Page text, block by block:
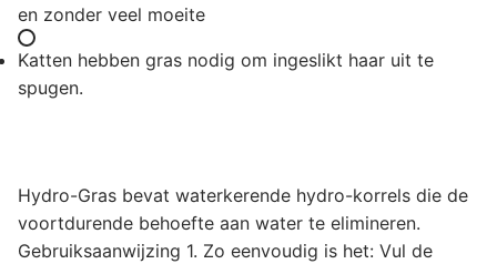
en zonder veel moeite
Katten hebben gras nodig om ingeslikt haar uit te
spugen.
Hydro-Gras bevat waterkerende hydro-korrels die de
voortdurende behoefte aan water te elimineren.
Gebruiksaanwijzing 1. Zo eenvoudig is het: Vul de